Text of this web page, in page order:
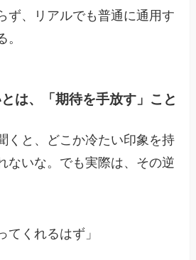
ず、リアルでも普通に通用す
。
は、「期待を手放す」こと
くと、どこか冷たい印象を持
ないな。でも実際は、その逆
てくれるはず」